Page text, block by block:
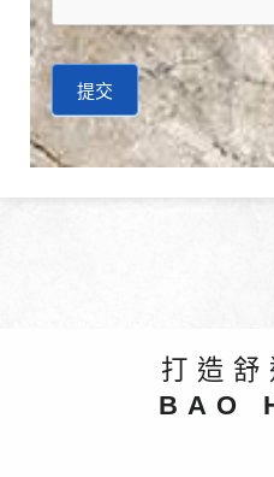
提交
A
l
打造舒
BAO